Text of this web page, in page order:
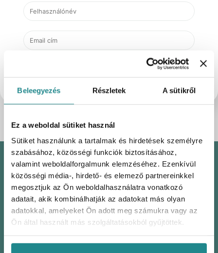
Beleegyezés Részletek A sütikről
Ez a weboldal sütiket használ
Sütiket használunk a tartalmak és hirdetések személyre
szabásához, közösségi funkciók biztosításához,
valamint weboldalforgalmunk elemzéséhez. Ezenkívül
közösségi média-, hirdető- és elemező partnereinkkel
megosztjuk az Ön weboldalhasználatra vonatkozó
adatait, akik kombinálhatják az adatokat más olyan
adatokkal, amelyeket Ön adott meg számukra vagy az
Ön által használt más szolgáltatásokból gyűjtöttek.
DOKUMENTUMOK
Általános Szerződési Feltételek
Gyakori Kérdések
Elállási nyilatkozat